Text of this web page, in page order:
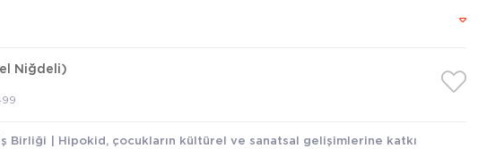
Niğdeli)
Birliği | Hipokid, çocukların kültürel ve sanatsal gelişimlerine katkı